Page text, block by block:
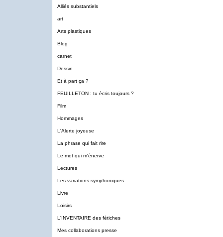
Alliés substantiels
art
Arts plastiques
Blog
carnet
Dessin
Et à part ça ?
FEUILLETON : tu écris toujours ?
Film
Hommages
L'Alerte joyeuse
La phrase qui fait rire
Le mot qui m'énerve
Lectures
Les variations symphoniques
Livre
Loisirs
L'INVENTAIRE des fétiches
Mes collaborations presse